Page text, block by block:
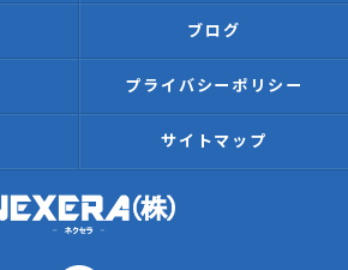
ブログ
プライバシーポリシー
サイトマップ